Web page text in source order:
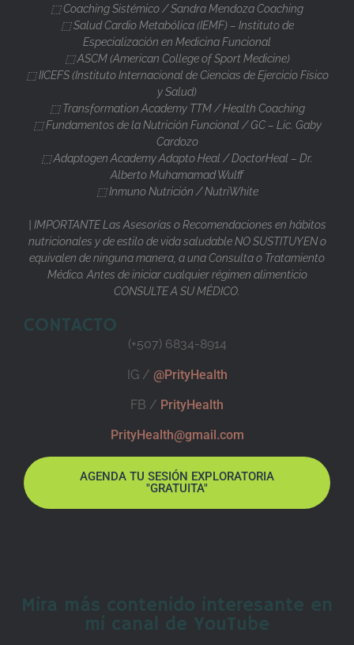
⬚ Coaching Sistémico / Sandra Mendoza Coaching
⬚ Salud Cardio Metabólica (IEMF) – Instituto de
Especialización en Medicina Funcional
⬚ ASCM (American College of Sport Medicine)
⬚ IICEFS (Instituto Internacional de Ciencias de Ejercicio Físico
y Salud)
⬚ Transformation Academy TTM / Health Coaching
⬚ Fundamentos de la Nutrición Funcional / GC – Lic. Gaby
Cardozo
⬚ Adaptogen Academy Adapto Heal / DoctorHeal – Dr.
Alberto Muhamamad Wulff
⬚ Inmuno Nutrición / NutriWhite
| IMPORTANTE Las Asesorías o Recomendaciones en hábitos
nutricionales y de estilo de vida saludable NO SUSTITUYEN o
equivalen de ninguna manera, a una Consulta o Tratamiento
Médico. Antes de iniciar cualquier régimen alimenticio
CONSULTE A SU MÉDICO.
CONTACTO
(+507) 6834-8914
IG / @PrityHealth
FB / PrityHealth
PrityHealth@gmail.com
AGENDA TU SESIÓN EXPLORATORIA
"GRATUITA"
Mira más contenido interesante en
mi canal de YouTube